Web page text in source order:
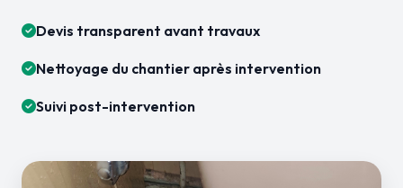
Devis transparent avant travaux
Nettoyage du chantier après intervention
Suivi post-intervention